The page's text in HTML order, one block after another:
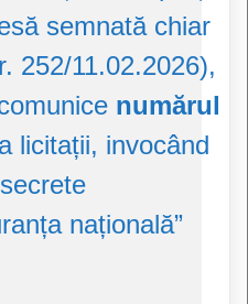
semnată chiar
252/11.02.2026),
numărul
licitații, invocând
națională”